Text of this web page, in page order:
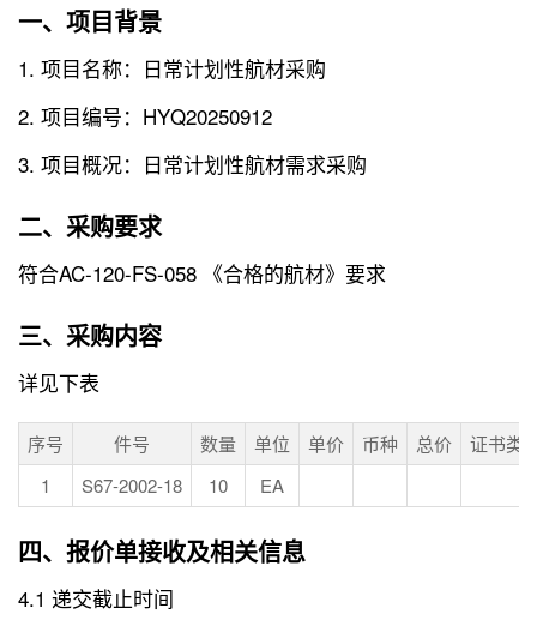
一、项目背景
1. 项目名称：日常计划性航材采购
2. 项目编号：HYQ20250912
3. 项目概况：日常计划性航材需求采购
二、采购要求
符合AC-120-FS-058 《合格的航材》要求
三、采购内容
详见下表
序号 件号 数量 单位 单价 币种 总价
证书类
1
S67-2002-18 10 EA
四、报价单接收及相关信息
4.1 递交截止时间